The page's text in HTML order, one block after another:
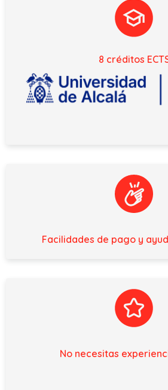
8 créditos
Facilidades de pago y
No necesitas